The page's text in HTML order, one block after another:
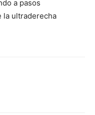
a pasos
la ultraderecha